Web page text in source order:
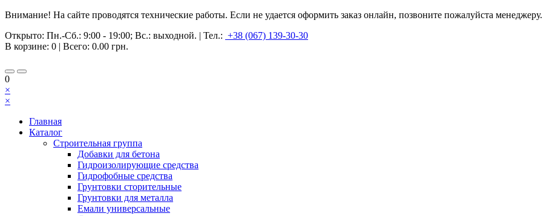
Внимание! На сайте проводятся технические работы. Если не удается оформить заказ онлайн, позвоните пожалуйста менеджеру.
Открыто: Пн.-Сб.: 9:00 - 19:00; Вс.: выходной. | Тел.: +38 (067) 139-30-30
В корзине: 0 | Всего: 0.00 грн.
0
×
×
Главная
Каталог
Строительная группа
Добавки для бетона
Гидроизолирующие средства
Гидрофобные средства
Грунтовки сторительные
Грунтовки для металла
Емали универсальные